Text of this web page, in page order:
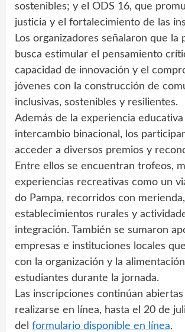
sostenibles; y el ODS 16, que
justicia y el fortalecimiento de las
Los organizadores señalaron que la
busca estimular el pensamiento
capacidad de innovación y el
jóvenes con la construcción de
inclusivas, sostenibles y resilientes.
Además de la experiencia educativa
intercambio binacional, los
acceder a diversos premios y
Entre ellos se encuentran trofeos,
experiencias recreativas como un
do Pampa, recorridos con
establecimientos rurales y
integración. También se sumaron
empresas e instituciones locales
con la organización y la
estudiantes durante la jornada.
Las inscripciones continúan
realizarse en línea, hasta el 20 de
del formulario disponible en línea.